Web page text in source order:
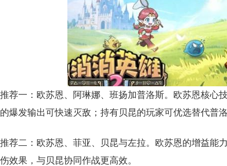
推荐一：欧苏恩、阿琳娜、班扬加普洛斯。欧苏恩核心
的爆发输出可快速灭敌；持有贝昆的玩家可优选替代普
推荐二：欧苏恩、菲亚、贝昆与左拉。欧苏恩的增益能
伤效果，与贝昆协同作战更高效。